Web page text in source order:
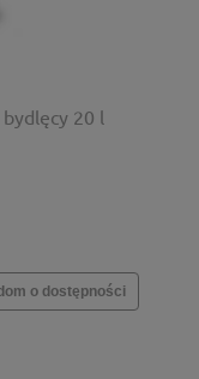
20 l
o dostępności